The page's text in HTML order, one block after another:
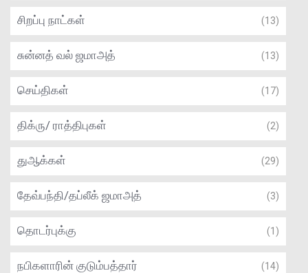
சிறப்பு நாட்கள் (13)
சுன்னத் வல் ஜமாஅத் (13)
செய்திகள் (17)
திக்ரு/ ராத்திபுகள் (2)
துஆக்கள் (29)
தேவ்பந்தி/தப்லீக் ஜமாஅத் (3)
தொடர்புக்கு (1)
நபிகளாரின் குடும்பத்தார் (14)